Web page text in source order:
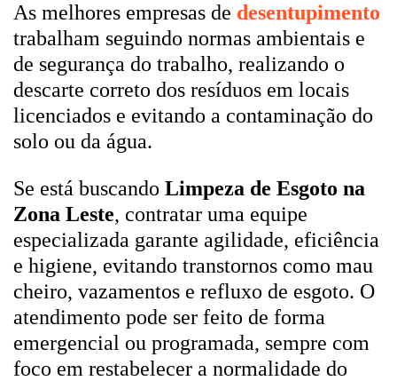
As melhores empresas de desentupimento
trabalham seguindo normas ambientais e
de segurança do trabalho, realizando o
descarte correto dos resíduos em locais
licenciados e evitando a contaminação do
solo ou da água.
Se está buscando Limpeza de Esgoto na
Zona Leste, contratar uma equipe
especializada garante agilidade, eficiência
e higiene, evitando transtornos como mau
cheiro, vazamentos e refluxo de esgoto. O
atendimento pode ser feito de forma
emergencial ou programada, sempre com
foco em restabelecer a normalidade do